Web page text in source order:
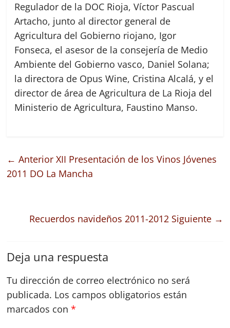
Regulador de la DOC Rioja, Víctor Pascual
Artacho, junto al director general de
Agricultura del Gobierno riojano, Igor
Fonseca, el asesor de la consejería de Medio
Ambiente del Gobierno vasco, Daniel Solana;
la directora de Opus Wine, Cristina Alcalá, y el
director de área de Agricultura de La Rioja del
Ministerio de Agricultura, Faustino Manso.
← Anterior XII Presentación de los Vinos Jóvenes
2011 DO La Mancha
Recuerdos navideños 2011-2012 Siguiente →
Deja una respuesta
Tu dirección de correo electrónico no será
publicada. Los campos obligatorios están
marcados con*